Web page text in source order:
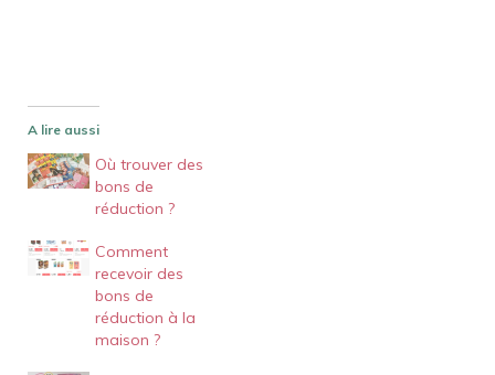
A lire aussi
Où trouver des
bons de
réduction ?
Comment
recevoir des
bons de
réduction à la
maison ?